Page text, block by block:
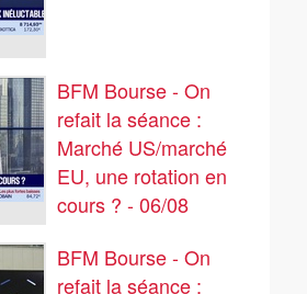
BFM Bourse - On
refait la séance :
Marché US/marché
EU, une rotation en
cours ? - 06/08
BFM Bourse - On
refait la séance :